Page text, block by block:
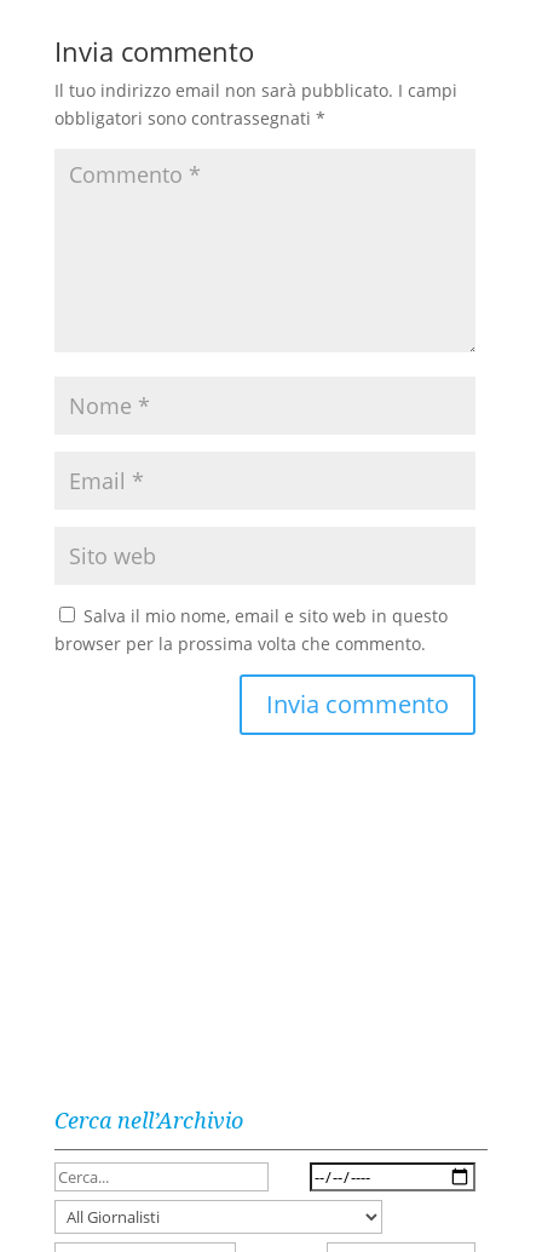
k
p
m
d
i
Invia commento
Il tuo indirizzo email non sarà pubblicato. I campi
obbligatori sono contrassegnati *
Salva il mio nome, email e sito web in questo
browser per la prossima volta che commento.
Cerca nell’Archivio